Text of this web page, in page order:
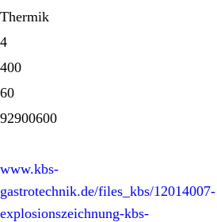
Thermik
4
400
60
92900600
www.kbs-
gastrotechnik.de/files_kbs/12014007-
explosionszeichnung-kbs-